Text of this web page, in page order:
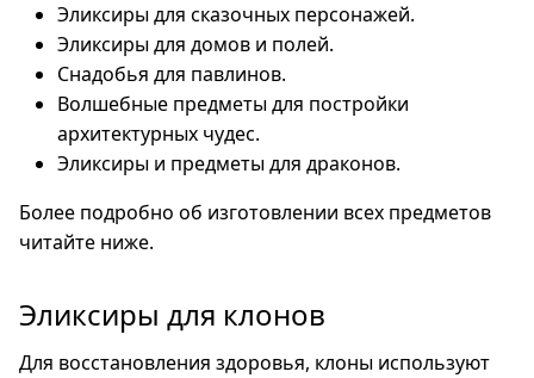
Эликсиры для сказочных персонажей.
Эликсиры для домов и полей.
Снадобья для павлинов.
Волшебные предметы для постройки
архитектурных чудес.
Эликсиры и предметы для драконов.
Более подробно об изготовлении всех предметов
читайте ниже.
Эликсиры для клонов
Для восстановления здоровья, клоны используют